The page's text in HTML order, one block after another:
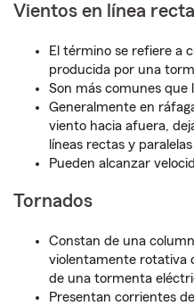
Vientos en línea recta
El término se refiere a
producida por una
Son más comunes que
Generalmente en
viento hacia afuera,
líneas rectas y
Pueden alcanzar
Tornados
Constan de una
violentamente rotativa
de una tormenta
Presentan corrientes